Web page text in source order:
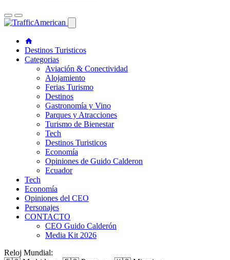
Destinos Turisticos
Categorias
Aviación & Conectividad
Alojamiento
Ferias Turismo
Destinos
Gastronomía y Vino
Parques y Atracciones
Turismo de Bienestar
Tech
Destinos Turisticos
Economía
Opiniones de Guido Calderon
Ecuador
Tech
Economía
Opiniones del CEO
Personajes
CONTACTO
CEO Guido Calderón
Media Kit 2026
Reloj Mundial: